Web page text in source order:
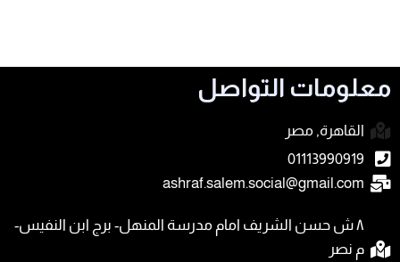
معلومات التواصل
القاهرة, مصر
01113990919
ashraf.salem.social@gmail.com
٨ ش حسن الشريف امام مدرسة المنهل- برج ابن النفيس-
م نصر